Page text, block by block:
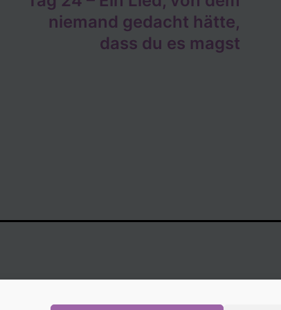
niemand gedacht hätte,
dass du es magst